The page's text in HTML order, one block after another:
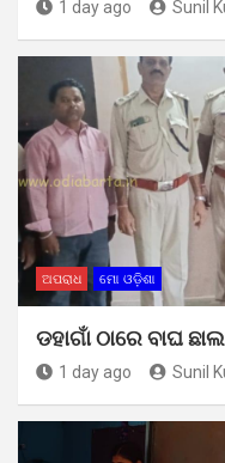
1 day ago Sunil
ଅପରାଧ ମୋ ଓଡ଼ିଶା
ଡହାଗାଁ ଠାରେ ବାଘ
1 day ago Sunil